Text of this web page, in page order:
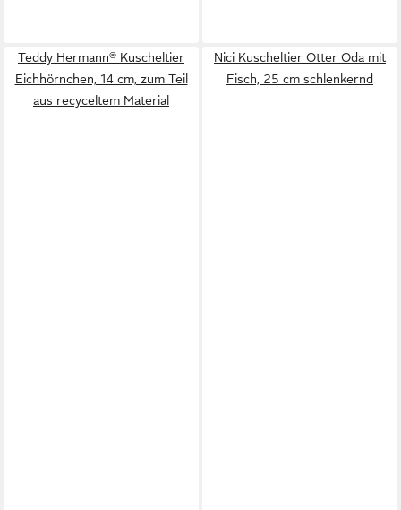
Teddy Hermann® Kuscheltier
Eichhörnchen, 14 cm, zum Teil
aus recyceltem Material
Nici Kuscheltier Otter Oda mit
Fisch, 25 cm schlenkernd